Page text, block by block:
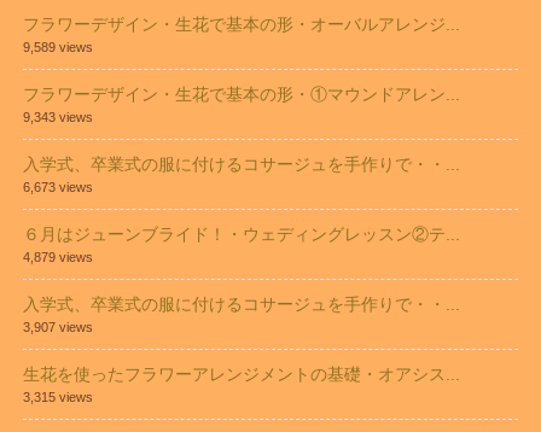
フラワーデザイン・生花で基本の形・オーバルアレンジ...
9,589 views
フラワーデザイン・生花で基本の形・①マウンドアレン...
9,343 views
入学式、卒業式の服に付けるコサージュを手作りで・・...
6,673 views
６月はジューンブライド！・ウェディングレッスン②テ...
4,879 views
入学式、卒業式の服に付けるコサージュを手作りで・・...
3,907 views
生花を使ったフラワーアレンジメントの基礎・オアシス...
3,315 views